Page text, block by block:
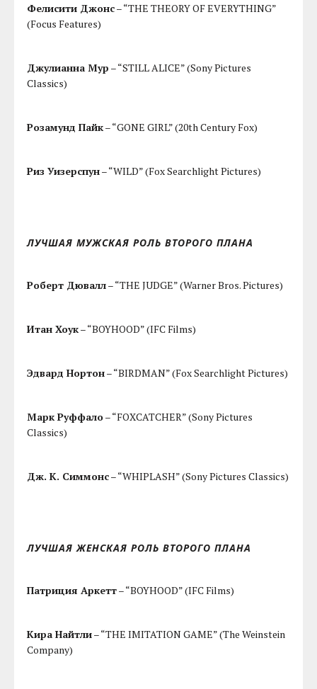
Фелисити Джонс– “THE THEORY OF EVERYTHING”
(Focus Features)
Джулианна Мур – “STILL ALICE” (Sony Pictures
Classics)
Розамунд Пайк– “GONE GIRL” (20th Century Fox)
Риз Уизерспун– “WILD” (Fox Searchlight Pictures)
ЛУЧШАЯ МУЖСКАЯ РОЛЬ ВТОРОГО ПЛАНА
Роберт Дювалл– “THE JUDGE” (Warner Bros. Pictures)
Итан Хоук– “BOYHOOD” (IFC Films)
Эдвард Нортон– “BIRDMAN” (Fox Searchlight Pictures)
Марк Руффало– “FOXCATCHER” (Sony Pictures
Classics)
Дж. К. Симмонс– “WHIPLASH” (Sony Pictures Classics)
ЛУЧШАЯ ЖЕНСКАЯ РОЛЬ ВТОРОГО ПЛАНА
Патриция Аркетт– “BOYHOOD” (IFC Films)
Кира Найтли– “THE IMITATION GAME” (The Weinstein
Company)